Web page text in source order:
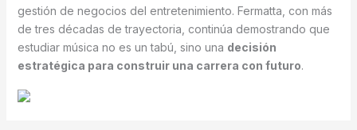
gestión de negocios del entretenimiento. Fermatta, con más
de tres décadas de trayectoria, continúa demostrando que
estudiar música no es un tabú, sino una decisión
estratégica para construir una carrera con futuro.